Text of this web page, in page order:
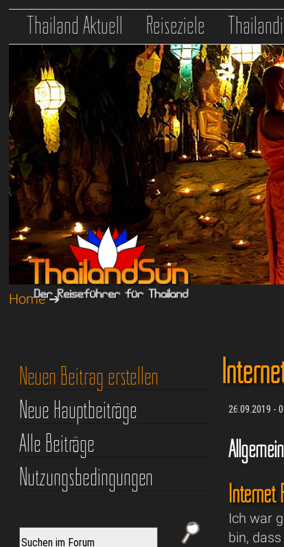
Thailand Aktuell Reiseziele
Home➔
26.09.2019 -
Internet
Ich war
bin,
Neuen Beitrag erstellen
Neue Hauptbeiträge
Alle Beiträge
Nutzungsbedingungen